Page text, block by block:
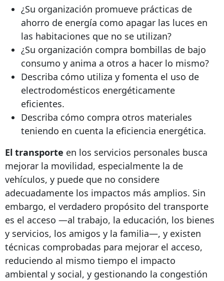
¿Su organización promueve prácticas de
ahorro de energía como apagar las luces en
las habitaciones que no se utilizan?
¿Su organización compra bombillas de bajo
consumo y anima a otros a hacer lo mismo?
Describa cómo utiliza y fomenta el uso de
electrodomésticos energéticamente
eficientes.
Describa cómo compra otros materiales
teniendo en cuenta la eficiencia energética.
El transporte en los servicios personales busca
mejorar la movilidad, especialmente la de
vehículos, y puede que no considere
adecuadamente los impactos más amplios. Sin
embargo, el verdadero propósito del transporte
es el acceso —al trabajo, la educación, los bienes
y servicios, los amigos y la familia—, y existen
técnicas comprobadas para mejorar el acceso,
reduciendo al mismo tiempo el impacto
ambiental y social, y gestionando la congestión